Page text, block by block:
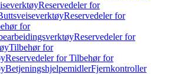
Reservedeler for
Reservedeler for
for
Reservedeler for
Tilbehør for
Reservedeler for Tilbehør for
BetjeningshjelpemidlerFjernkontroller